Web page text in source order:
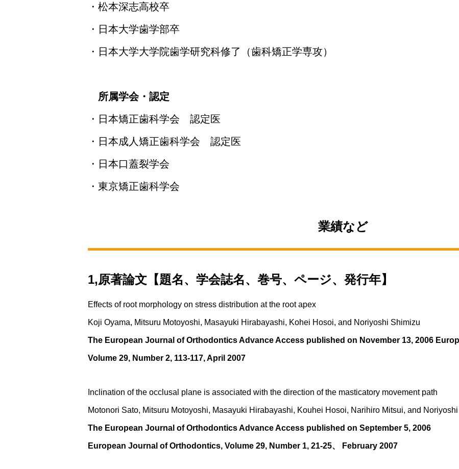
・松本深志高校卒
・日本大学歯学部卒
・日本大学大学院歯学研究科修了（歯科矯正学専攻）
所属学会・認定
・日本矯正歯科学会 認定医
・日本成人矯正歯科学会 認定医
・日本口蓋裂学会
・東京矯正歯科学会
業績など
1,原著論文【題名、学会誌名、巻号、ページ、発行年】
Effects of root morphology on stress distribution at the root apex
Koji Oyama, Mitsuru Motoyoshi, Masayuki Hirabayashi, Kohei Hosoi, and Noriyoshi Shimizu
The European Journal of Orthodontics Advance Access published on November 13, 2006
Volume 29, Number 2, 113-117, April 2007
Inclination of the occlusal plane is associated with the direction of the masticatory movement path
Motonori Sato, Mitsuru Motoyoshi, Masayuki Hirabayashi, Kouhei Hosoi, Narihiro Mitsui, and
The European Journal of Orthodontics Advance Access published on September 5, 2006
European Journal of Orthodontics, Volume 29, Number 1, 21-25、 February 2007